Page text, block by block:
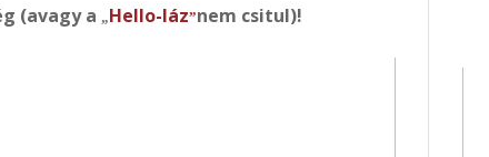
(avagy a „Hello-láz”nem csitul)!